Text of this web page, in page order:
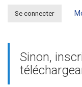
Se connecter
Sinon,